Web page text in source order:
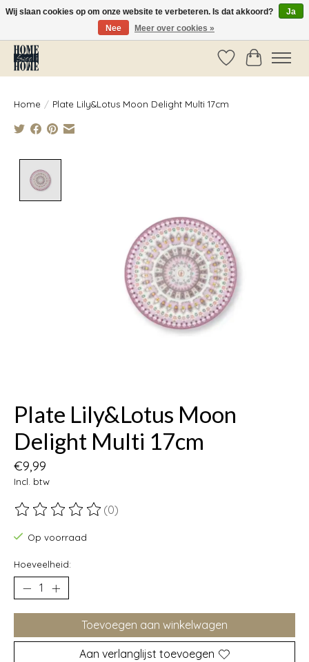
Vóór 14:00 besteld, dezelfde dag verzonden!
Verlanglijst
Home / Plate Lily&Lotus Moon Delight Multi 17cm
Plate Lily&Lotus Moon
Delight Multi 17cm
€9,99
Incl. btw
De beoordeling van dit product is
(0)
Op voorraad
Hoeveelheid:
Toevoegen aan winkelwagen
Aan verlanglijst toevoegen
Wij slaan cookies op om onze website te verbeteren. Is dat akkoord?
Ja
Nee
Meer over cookies »